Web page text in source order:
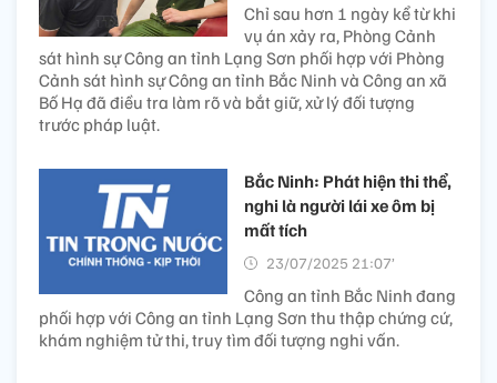
Chỉ sau hơn 1 ngày kể từ khi
vụ án xảy ra, Phòng Cảnh
sát hình sự Công an tỉnh Lạng Sơn phối hợp với Phòng
Cảnh sát hình sự Công an tỉnh Bắc Ninh và Công an xã
Bố Hạ đã điều tra làm rõ và bắt giữ, xử lý đối tượng
trước pháp luật.
Bắc Ninh: Phát hiện thi thể,
nghi là người lái xe ôm bị
mất tích
23/07/2025 21:07’
Công an tỉnh Bắc Ninh đang
phối hợp với Công an tỉnh Lạng Sơn thu thập chứng cứ,
khám nghiệm tử thi, truy tìm đối tượng nghi vấn.